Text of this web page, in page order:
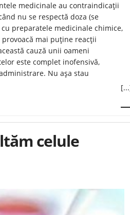
medicinale au contraindicaţii
nu se respectă doza (se
preparatele medicinale chimice,
mai puţine reacţii
cauză unii oameni
este complet inofensivă,
Nu aşa stau
celule